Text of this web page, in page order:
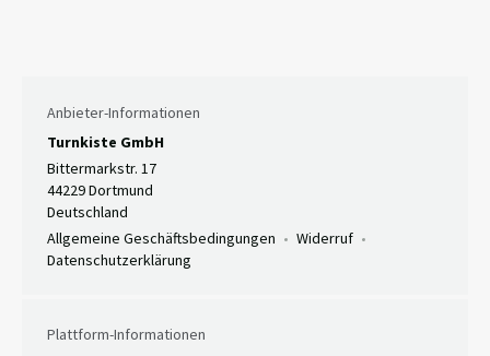
Anbieter-Informationen
Turnkiste GmbH
Bittermarkstr. 17
44229 Dortmund
Deutschland
Allgemeine Geschäftsbedingungen
Widerruf
Datenschutzerklärung
Plattform-Informationen